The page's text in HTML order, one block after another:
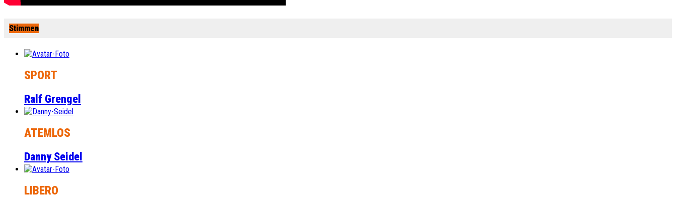
Stimmen
SPORT
Ralf Grengel
ATEMLOS
Danny Seidel
LIBERO